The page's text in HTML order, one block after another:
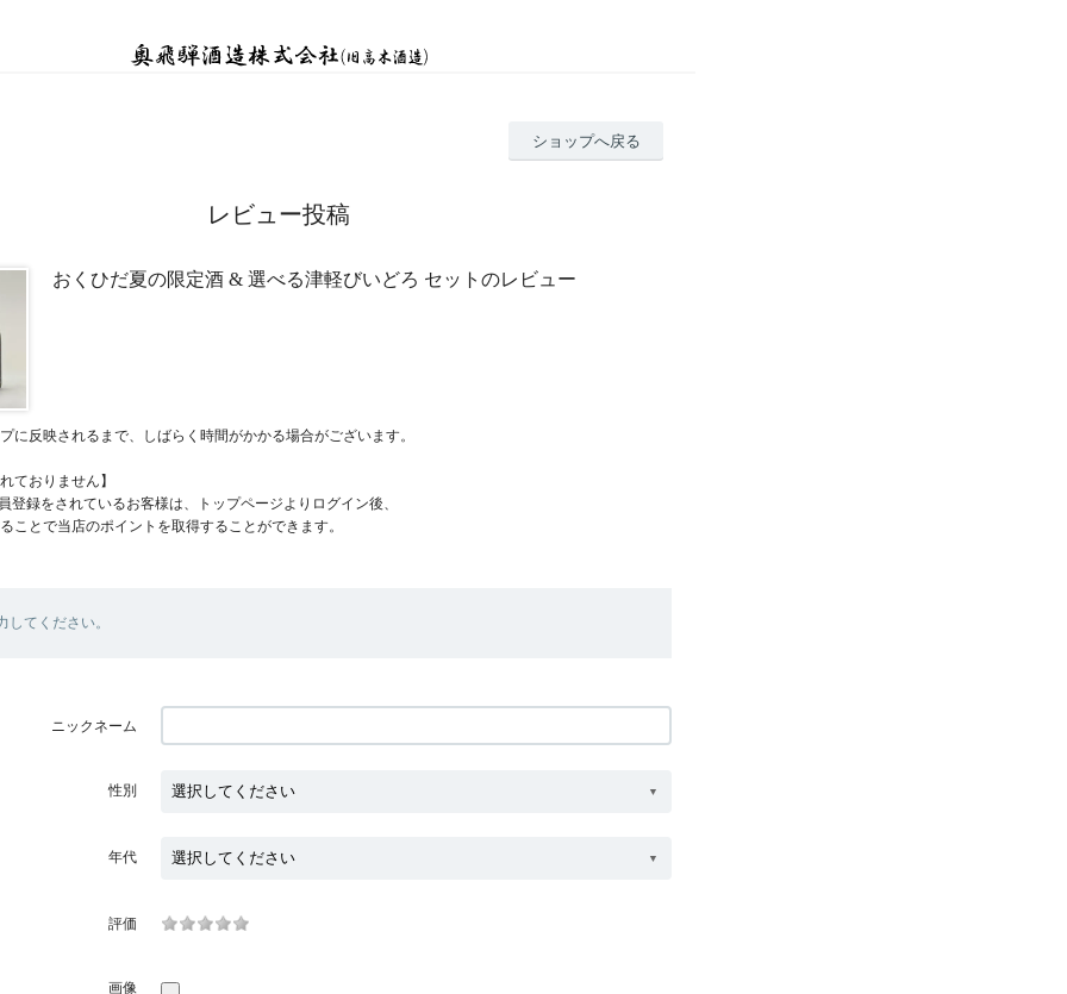
ショップへ戻る
レビュー投稿
おくひだ夏の限定酒 & 選べる津軽びいどろ セットのレビュー
に反映されるまで、しばらく時間がかかる場合がございます。
ておりません】
登録をされているお客様は、トップページよりログイン後、
ことで当店のポイントを取得することができます。
してください。
ニックネーム
性別
年代
評価
画像